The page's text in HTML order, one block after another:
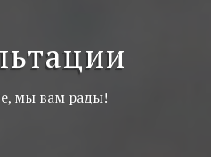
мы вам рады!